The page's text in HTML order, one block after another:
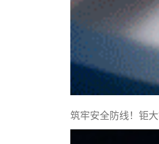
筑牢安全防线！钜